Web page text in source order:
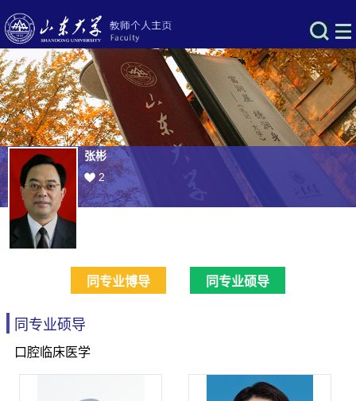
张彬
2
同专业博导 同专业硕导
同专业硕导
口腔临床医学